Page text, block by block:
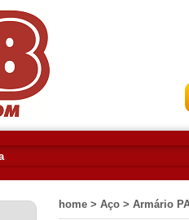
home > Aço > Armário